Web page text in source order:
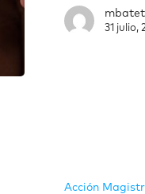
mbatet
31 julio,
Acción